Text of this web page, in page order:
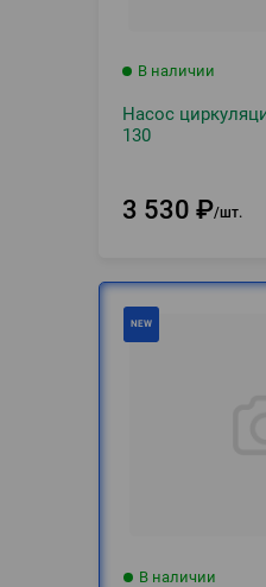
В наличии
Насос
130
3 530 ₽ шт.
В наличии